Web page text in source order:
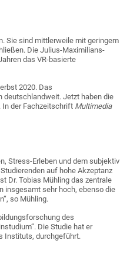
Sie sind mittlerweile mit geringem
Die Julius-Maximilians-
das VR-basierte
2020. Das
deutschlandweit. Jetzt haben die
In der Fachzeitschrift Multimedia
Stress-Erleben und dem subjektiv
auf hohe Akzeptanz
Dr. Tobias Mühling das zentrale
insgesamt sehr hoch, ebenso die
so Mühling.
des
Die Studie hat er
Instituts, durchgeführt.